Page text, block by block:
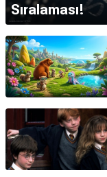
Sıralaması!